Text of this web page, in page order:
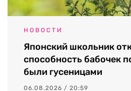
НОВОСТИ
Японский школьник
способность бабочек
были гусеницами
06.08.2026 / 20:59